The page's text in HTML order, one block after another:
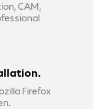
CAM,
Firefox